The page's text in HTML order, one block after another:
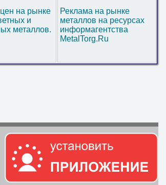
на рынке
и
металлов.
Реклама на рынке
металлов на ресурсах
информагентства
MetalTorg.Ru